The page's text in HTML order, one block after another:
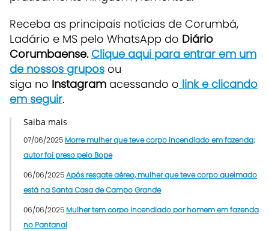
Receba as principais notícias de Corumbá,
Ladário e MS pelo WhatsApp do Diário
Corumbaense.Clique aqui para entrar em um
de nossos grupos ou
siga no Instagram acessando o link e clicando
em seguir.
Saiba mais
07/06/2025 Morre mulher que teve corpo incendiado em fazenda;
autor foi preso pelo Bope
06/06/2025Após resgate aéreo, mulher que teve corpo queimado
está na Santa Casa de Campo Grande
06/06/2025 Mulher tem corpo incendiado por homem em fazenda
no Pantanal